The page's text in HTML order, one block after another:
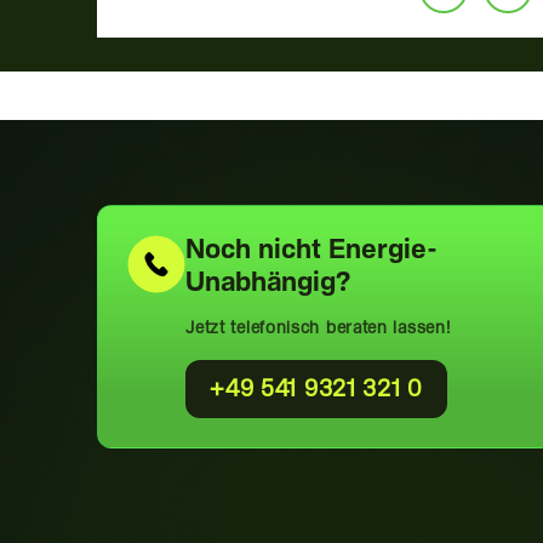
Noch nicht Energie-
Unabhängig?
Jetzt telefonisch beraten lassen!
+49 541 9321 321 0